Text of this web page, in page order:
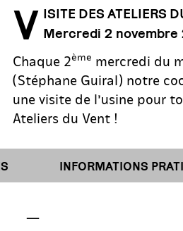
V ISITE DES ATELIERS
Mercredi 2
Chaque 2ème mercredi du
(Stéphane Guiral) notre
une visite de l’usine pour
Ateliers du Vent !
INFORMATIONS
—